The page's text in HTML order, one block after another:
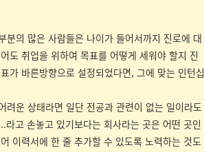
의 많은 사람들은 나이가 들어서까지 진로에 대
도 취업을 위하여 목표를 어떻게 세워야 할지 진
가 바른방향으로 설정되었다면, 그에 맞는 인턴십
려운 상태라면 일단 전공과 관련이 없는 일이라도
고 손놓고 있기보다는 회사라는 곳은 어떤 곳인
이력서에 한 줄 추가할 수 있도록 노력하는 것도